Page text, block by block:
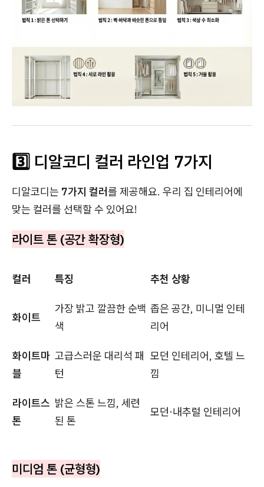
3️⃣ 디알코디 컬러 라인업 7가지
디알코디는 7가지 컬러를 제공해요. 우리 집 인테리어에
맞는 컬러를 선택할 수 있어요!
라이트 톤 (공간 확장형)
컬러 특징 추천 상황
화이트
가장 밝고 깔끔한 순백
색
좁은 공간, 미니멀 인테
리어
화이트마
블
고급스러운 대리석 패
턴
모던 인테리어, 호텔 느
낌
라이트스
톤
밝은 스톤 느낌, 세련
된 톤
모던·내추럴 인테리어
미디엄 톤 (균형형)